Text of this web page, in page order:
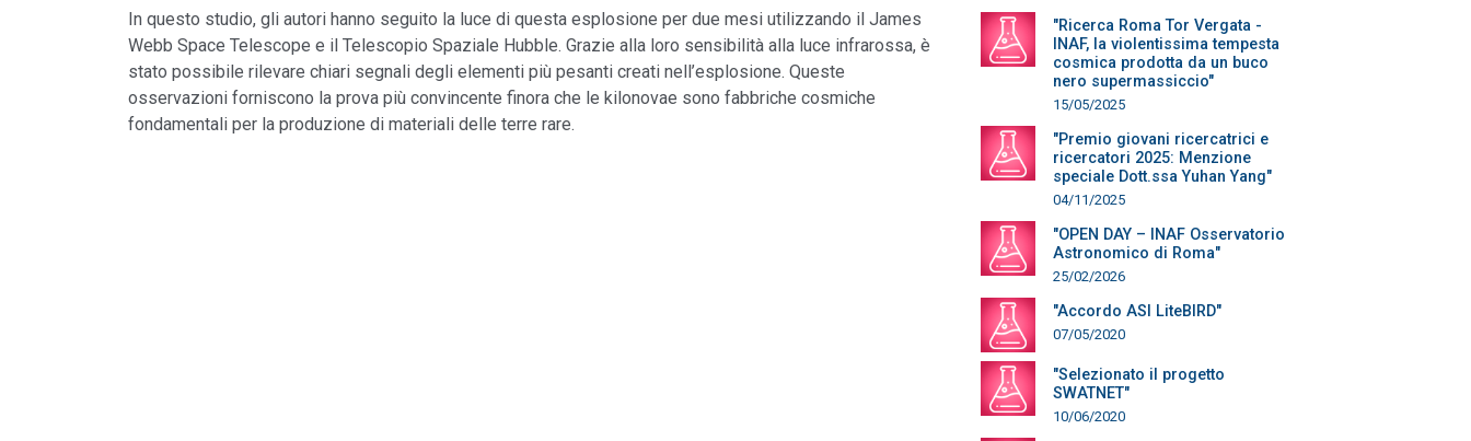
In questo studio, gli autori hanno seguito la luce di questa esplosione per due mesi utilizzando il James
Webb Space Telescope e il Telescopio Spaziale Hubble. Grazie alla loro sensibilità alla luce infrarossa, è
stato possibile rilevare chiari segnali degli elementi più pesanti creati nell’esplosione. Queste
osservazioni forniscono la prova più convincente finora che le kilonovae sono fabbriche cosmiche
fondamentali per la produzione di materiali delle terre rare.
"Ricerca Roma Tor Vergata -
INAF, la violentissima tempesta
cosmica prodotta da un buco
nero supermassiccio"
15/05/2025
"Premio giovani ricercatrici e
ricercatori 2025: Menzione
speciale Dott.ssa Yuhan Yang"
04/11/2025
"OPEN DAY – INAF Osservatorio
Astronomico di Roma"
25/02/2026
"Accordo ASI LiteBIRD"
07/05/2020
"Selezionato il progetto
SWATNET"
10/06/2020